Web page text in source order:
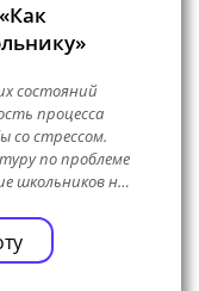
состояний
процесса
со стрессом.
по проблеме
школьников н…